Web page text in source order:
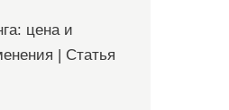
цена и
| Статья